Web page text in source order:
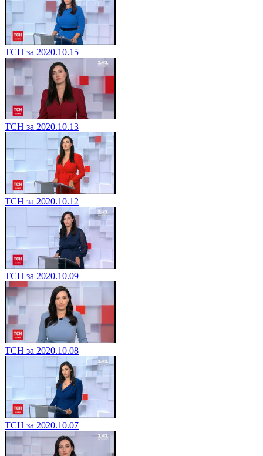
ТСН за 2020.10.15
ТСН за 2020.10.13
ТСН за 2020.10.12
ТСН за 2020.10.09
ТСН за 2020.10.08
ТСН за 2020.10.07